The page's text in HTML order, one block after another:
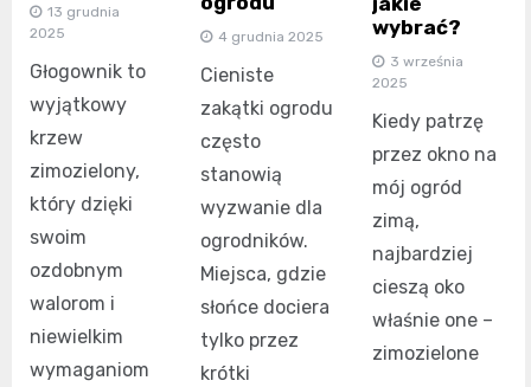
13 grudnia
2025
Głogownik to
wyjątkowy
krzew
zimozielony,
który dzięki
swoim
ozdobnym
walorom i
niewielkim
wymaganiom
4 grudnia 2025
Cieniste
zakątki ogrodu
często
stanowią
wyzwanie dla
ogrodników.
Miejsca, gdzie
słońce dociera
tylko przez
krótki
wybrać?
3 września
2025
Kiedy patrzę
przez okno na
mój ogród
zimą,
najbardziej
cieszą oko
właśnie one –
zimozielone